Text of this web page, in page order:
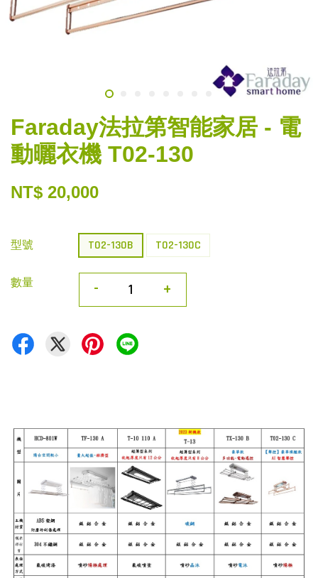
Faraday法拉第智能家居 - 電
動曬衣機 T02-130
NT$ 20,000
型號 T02-130B T02-130C
數量 - +